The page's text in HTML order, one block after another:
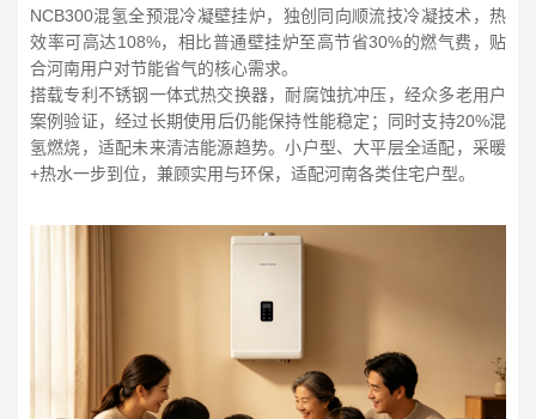
NCB300混氢全预混冷凝壁挂炉，独创同向顺流技冷凝技术，热
效率可高达108%，相比普通壁挂炉至高节省30%的燃气费，贴
合河南用户对节能省气的核心需求。
搭载专利不锈钢一体式热交换器，耐腐蚀抗冲压，经众多老用户
案例验证，经过长期使用后仍能保持性能稳定；同时支持20%混
氢燃烧，适配未来清洁能源趋势。小户型、大平层全适配，采暖
+热水一步到位，兼顾实用与环保，适配河南各类住宅户型。